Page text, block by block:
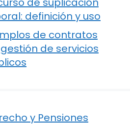
definición y uso
de contratos
de servicios
y Pensiones